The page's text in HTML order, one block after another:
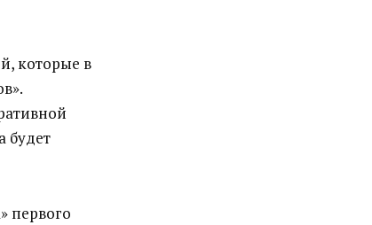
которые в
будет
первого